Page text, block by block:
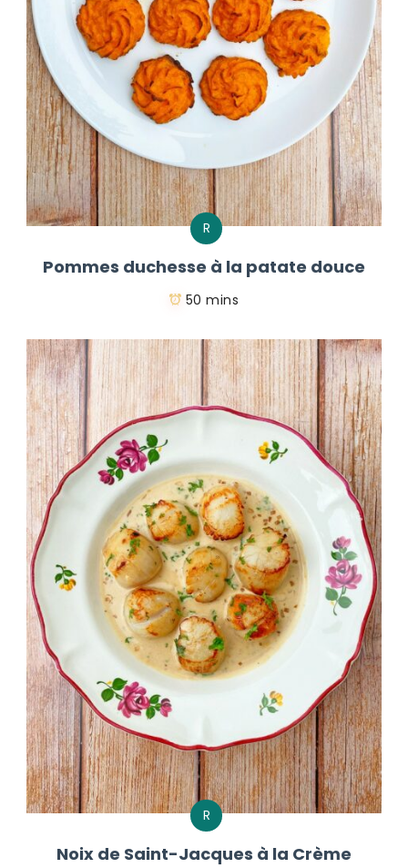
R
Pommes duchesse à la patate douce
50 mins
R
Noix de Saint-Jacques à la Crème